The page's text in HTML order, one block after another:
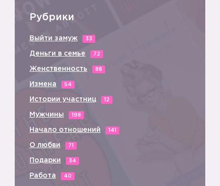
Рубрики
Выйти замуж 33
Деньги в семье 72
Женственность 88
Измена 54
Истории участниц 12
Мужчины 198
Начало отношений 141
О любви 71
Подарки 34
Работа 40